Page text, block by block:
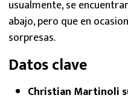
usualmente, se
abajo, pero que en
sorpresas.
Datos clave
Christian Martinoli